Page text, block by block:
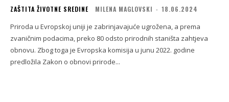
ZAŠTITA ŽIVOTNE SREDINE MILENA MAGLOVSKI - 18.06.2024
Priroda u Evropskoj uniji je zabrinjavajuće ugrožena, a prema
zvaničnim podacima, preko 80 odsto prirodnih staništa zahtjeva
obnovu. Zbog toga je Evropska komisija u junu 2022. godine
predložila Zakon o obnovi prirode...